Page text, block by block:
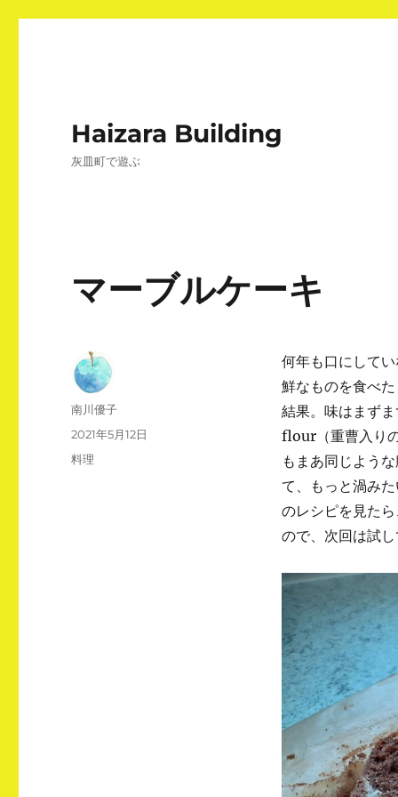
Haizara Building
灰皿町で遊ぶ
マーブルケーキ
何年も口にして
鮮なものを食べ
結果。味はまず
flour（重曹入り
もまあ同じよう
て、もっと渦み
のレシピを見た
ので、次回は試
投
南川優子
投
稿
2021年5月12日
カ
料理